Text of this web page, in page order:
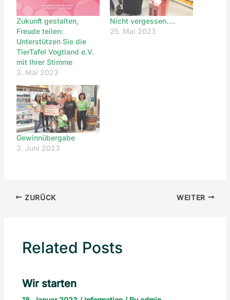
Zukunft gestalten,
Freude teilen:
Unterstützen Sie die
TierTafel Vogtland e.V.
mit Ihrer Stimme
3. Mai 2023
Nicht vergessen….
25. Mai 2023
Gewinnübergabe
3. Juni 2023
ZURÜCK WEITER
Related Posts
Wir starten